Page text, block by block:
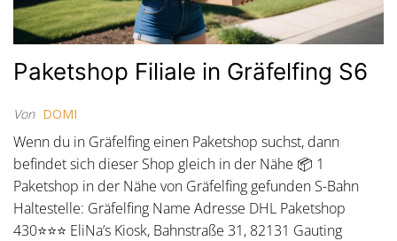
Paketshop Filiale in Gräfelfing S6
Von DOMI
Wenn du in Gräfelfing einen Paketshop suchst, dann
befindet sich dieser Shop gleich in der Nähe 📦 1
Paketshop in der Nähe von Gräfelfing gefunden S-Bahn
Haltestelle: Gräfelfing Name Adresse DHL Paketshop
430⭐⭐⭐ EliNa’s Kiosk, Bahnstraße 31, 82131 Gauting